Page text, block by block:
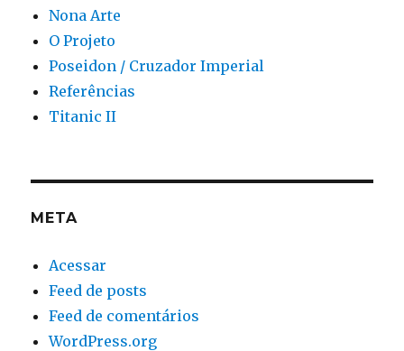
Nona Arte
O Projeto
Poseidon / Cruzador Imperial
Referências
Titanic II
META
Acessar
Feed de posts
Feed de comentários
WordPress.org